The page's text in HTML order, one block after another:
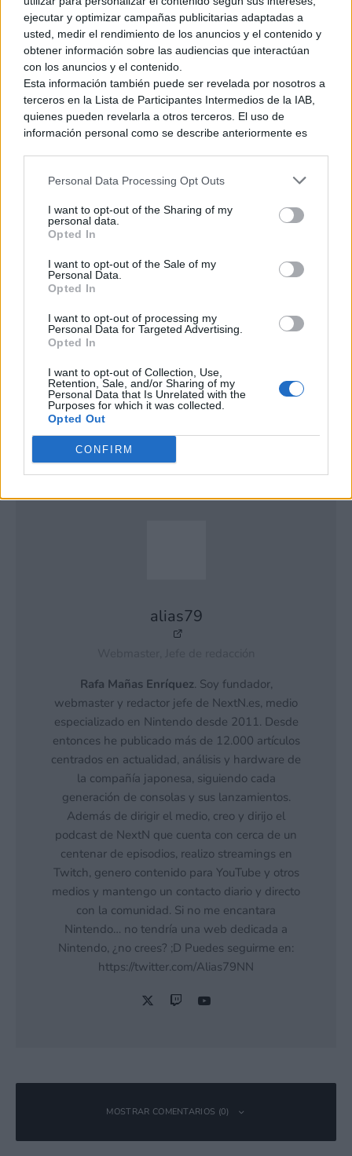
ejecutar y optimizar campañas publicitarias adaptadas a
usted, medir el rendimiento de los anuncios y el contenido y
obtener información sobre las audiencias que interactúan
con los anuncios y el contenido.
Esta información también puede ser revelada por nosotros a
terceros en la Lista de Participantes Intermedios de la IAB,
quienes pueden revelarla a otros terceros. El uso de
información personal como se describe anteriormente es
generamos contenido relevante para nuestra audiencia.
recopilación y uso de datos en nuestra Política de
Privacidad.
terceros por nuestra parte, utilice la siguiente opción de
exclusión y confirme su selección. Tenga en cuenta que
después de que se procese su solicitud de exclusión, es
posible que continúe viendo anuncios basados en intereses
basados en la información personal utilizada por nosotros o
en información personal divulgada a terceros antes de su
Puede optar por no participar en la divulgación adicional de
su información personal por parte de terceros en la Lista de
participantes intermedios de la IAB.
Personal Data Processing Opt Outs
I want to opt-out of the Sharing of my
personal data.
Opted In
I want to opt-out of the Sale of my
Personal Data.
Opted In
I want to opt-out of processing my
Personal Data for Targeted Advertising.
Opted In
I want to opt-out of Collection, Use,
Retention, Sale, and/or Sharing of my
Personal Data that Is Unrelated with the
Purposes for which it was collected.
Opted Out
CONFIRM
#NintendoSwitchis awesome! We
can't wait to support it with our
games. Two games planned in first
half of 2017.
pic.twitter.com/AInn0G1qIV
Ver también
una versión para Nintendo
(@FDG_Games)October 22, 2016
alias79
Rafa Mañas Enríquez. Soy fundador,
webmaster y redactor jefe de NextN.es, medio
especializado en Nintendo desde 2011. Desde
entonces he publicado más de 12.000 artículos
centrados en actualidad, análisis y hardware de
la compañía japonesa, siguiendo cada
generación de consolas y sus lanzamientos.
Además de dirigir el medio, creo y dirijo el
podcast de NextN que cuenta con cerca de un
centenar de episodios, realizo streamings en
Twitch, genero contenido para YouTube y otros
medios y mantengo un contacto diario y directo
con la comunidad. Si no me encantara
Nintendo… no tendría una web dedicada a
Nintendo, ¿no crees? ;D Puedes seguirme en:
https://twitter.com/Alias79NN
MOSTRAR COMENTARIOS (0)